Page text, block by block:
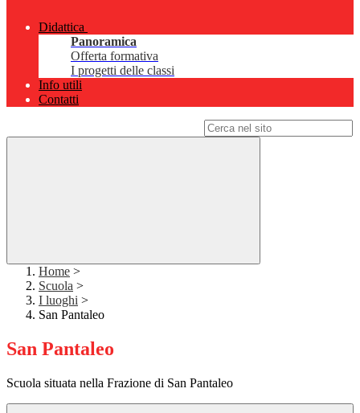
Didattica
Panoramica
Offerta formativa
I progetti delle classi
Info utili
Contatti
Home >
Scuola >
I luoghi >
San Pantaleo
San Pantaleo
Scuola situata nella Frazione di San Pantaleo